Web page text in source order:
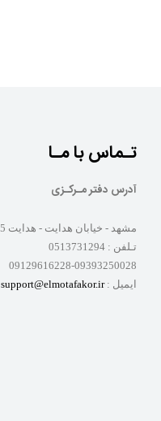
تـماس با مـا
آدرس دفتر مـرکـزی
مشهد - خیابان هدایت - هدایت 5
تـلفن : 0513731294
09129616228-09393250028
ایمیل :support@elmotafakor.ir